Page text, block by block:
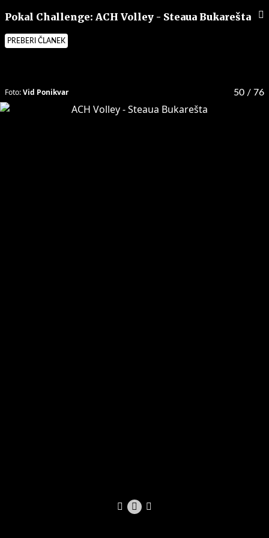
Pokal Challenge: ACH Volley - Steaua Bukarešta
PREBERI ČLANEK
50 / 76
Foto:Vid Ponikvar